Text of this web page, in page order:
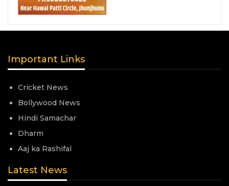
Important Links
Cricket News
Bollywood News
Hindi Samachar
Dharm
Aaj ka Rashifal
Latest News